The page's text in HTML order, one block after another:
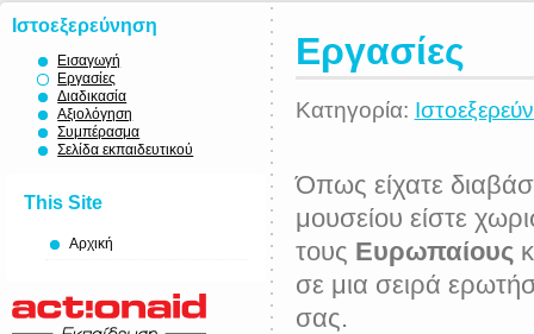
Ιστοεξερεύνηση
Εισαγωγή
Εργασίες
Διαδικασία
Αξιολόγηση
Συμπέρασμα
Σελίδα εκπαιδευτικού
This Site
Αρχική
Εργασίες
Κατηγορία:
Όπως είχατε
μουσείου είστε
τους Ευρωπαίους
σε μια σειρά
σας.